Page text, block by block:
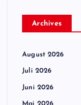
Archives
August 2026
Juli 2026
Juni 2026